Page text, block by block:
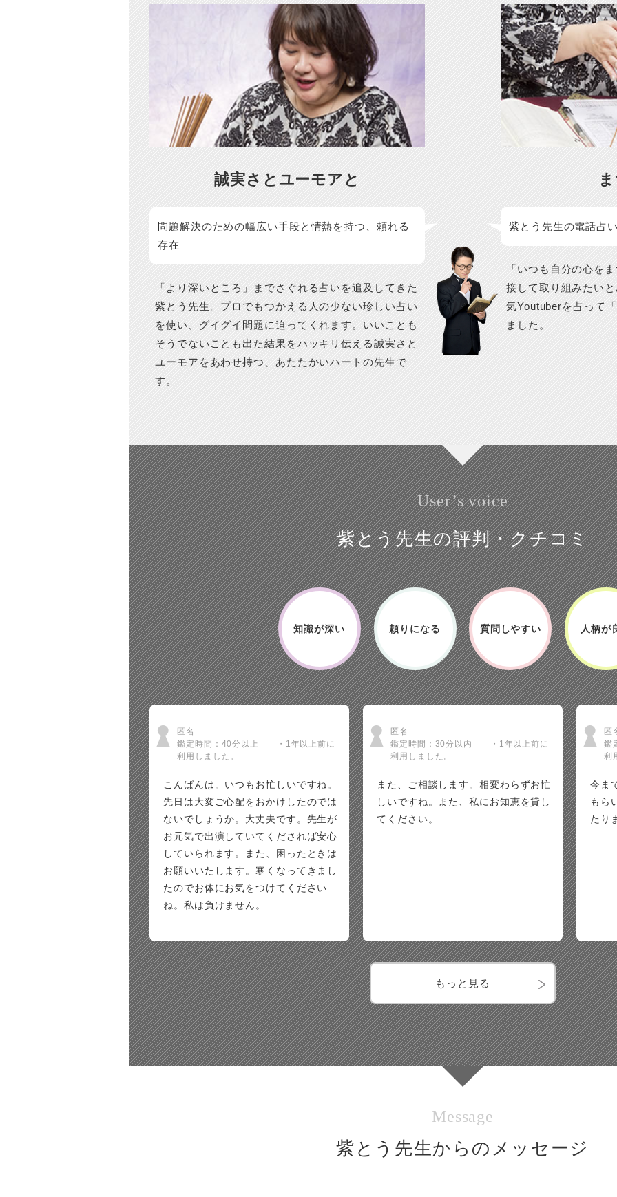
誠実さとユーモアと
問題解決のための幅広い手段と情熱を持つ、頼れる
存在
「より深いところ」までさぐれる占いを追及してきた
紫とう先生。プロでもつかえる人の少ない珍しい占い
を使い、グイグイ問題に迫ってくれます。いいことも
そうでないことも出た結果をハッキリ伝える誠実さと
ユーモアをあわせ持つ、あたたかいハートの先生で
す。
紫とう先生の電話占
「いつも自分の心を
接して取り組みたい
気Youtuberを占って
ました。
User’s voice
紫とう先生の評判・クチコミ
知識が深い 頼りになる 質問しやすい 人柄が
匿名
鑑定時間：40分以上 ・1年以上前に
利用しました。
こんばんは。いつもお忙しいですね。
先日は大変ご心配をおかけしたのでは
ないでしょうか。大丈夫です。先生が
お元気で出演していてくだされば安心
していられます。また、困ったときは
お願いいたします。寒くなってきまし
たのでお体にお気をつけてください
ね。私は負けません。
匿名
鑑定時間：30分以内 ・1年以上前に
利用しました。
また、ご相談します。相変わらずお忙
しいですね。また、私にお知恵を貸し
てください。
匿
鑑
利
今ま
もら
たり
もっと見る
Message
紫とう先生からのメッセージ